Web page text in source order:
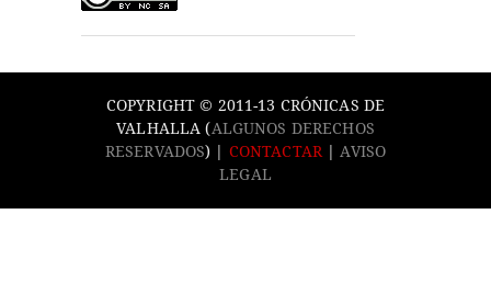
COPYRIGHT © 2011-13 CRÓNICAS DE
VALHALLA (ALGUNOS DERECHOS
RESERVADOS) | CONTACTAR
AVISO
LEGAL